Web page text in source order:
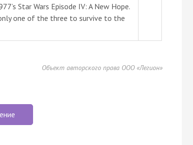
Star Wars Episode IV: A New Hope.
one of the three to survive to the
Объект авторского права ООО «Легион»